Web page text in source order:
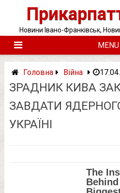
Новини Івано-Франківськ,
MENU
Головна Війна
ЗРАДНИК КИВА
ЗАВДАТИ
УКРАЇНІ